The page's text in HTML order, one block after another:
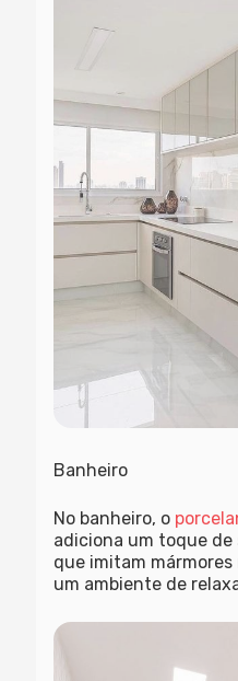
Banheiro
No banheiro, o
adiciona um toque de
que imitam
um ambiente de